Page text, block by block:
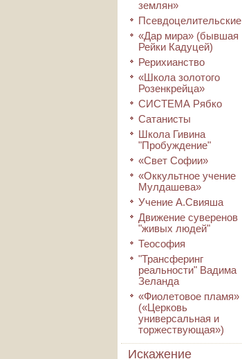
землян»
Псевдоцелительские
«Дар мира» (бывшая
Рейки Кадуцей)
Рерихианство
«Школа золотого
Розенкрейца»
СИСТЕМА Рябко
Сатанисты
Школа Гивина
"Пробуждение"
«Свет Софии»
«Оккультное учение
Мулдашева»
Учение А.Свияша
Движение суверенов
"живых людей"
Теософия
"Трансферинг
реальности" Вадима
Зеланда
«Фиолетовое пламя»
(«Церковь
универсальная и
торжествующая»)
Искажение